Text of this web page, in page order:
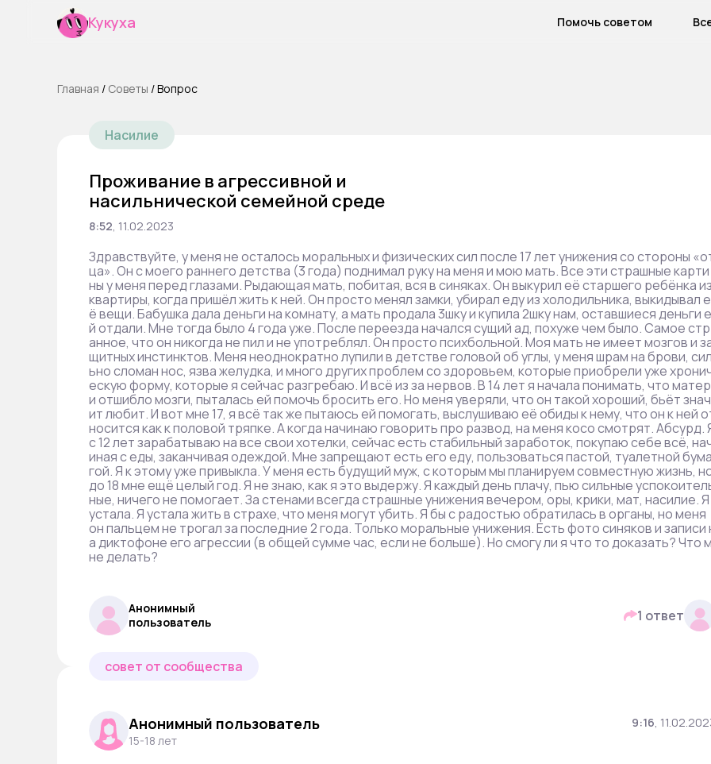
Кукуха Помочь советом
Главная / Cоветы /Вопрос
Насилие
Проживание в агрессивной и
насильнической семейной среде
8:52, 11.02.2023
Здравствуйте, у меня не осталось моральных и физических сил после 17 лет унижения со стороны
ца». Он с моего раннего детства (3 года) поднимал руку на меня и мою мать. Все эти страшные карти
ны у меня перед глазами. Рыдающая мать, побитая, вся в синяках. Он выкурил её старшего ребёнка из
квартиры, когда пришёл жить к ней. Он просто менял замки, убирал еду из холодильника, выкидывал е
ё вещи. Бабушка дала деньги на комнату, а мать продала 3шку и купила 2шку нам, оставшиеся деньги е
й отдали. Мне тогда было 4 года уже. После переезда начался сущий ад, похуже чем было. Самое стр
анное, что он никогда не пил и не употреблял. Он просто психбольной. Моя мать не имеет мозгов и
щитных инстинктов. Меня неоднократно лупили в детстве головой об углы, у меня шрам на брови, сил
ьно сломан нос, язва желудка, и много других проблем со здоровьем, которые приобрели уже
ескую форму, которые я сейчас разгребаю. И всё из за нервов. В 14 лет я начала понимать, что матер
и отшибло мозги, пыталась ей помочь бросить его. Но меня уверяли, что он такой хороший, бьёт знач
ит любит. И вот мне 17, я всё так же пытаюсь ей помогать, выслушиваю её обиды к нему, что он к ней
носится как к половой тряпке. А когда начинаю говорить про развод, на меня косо смотрят. Абсурд.
с 12 лет зарабатываю на все свои хотелки, сейчас есть стабильный заработок, покупаю себе всё,
иная с еды, заканчивая одеждой. Мне запрещают есть его еду, пользоваться пастой, туалетной бума
гой. Я к этому уже привыкла. У меня есть будущий муж, с которым мы планируем совместную жизнь,
до 18 мне ещё целый год. Я не знаю, как я это выдержу. Я каждый день плачу, пью сильные
ные, ничего не помогает. За стенами всегда страшные унижения вечером, оры, крики, мат, насилие. Я
устала. Я устала жить в страхе, что меня могут убить. Я бы с радостью обратилась в органы, но меня
он пальцем не трогал за последние 2 года. Только моральные унижения. Есть фото синяков и записи
а диктофоне его агрессии (в общей сумме час, если не больше). Но смогу ли я что то доказать? Что м
не делать?
Анонимный
пользователь
1 ответ
совет от сообщества
Анонимный пользователь
15-18 лет
9:16,